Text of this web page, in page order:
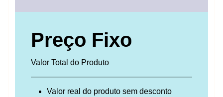
Preço Fixo
Valor Total do Produto
Valor real do produto sem desconto